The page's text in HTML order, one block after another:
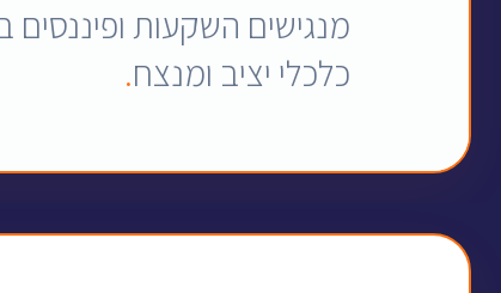
מנגישים השקעות
כלכלי יציב ומנצח.